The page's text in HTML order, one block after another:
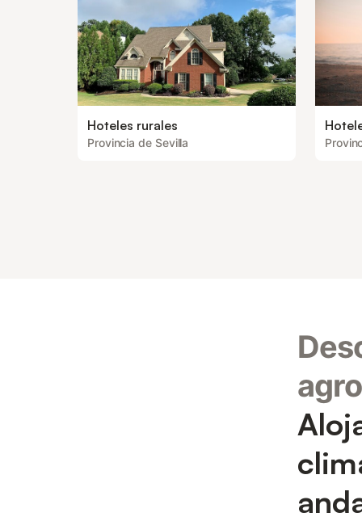
Hoteles rurales
Provincia de Sevilla